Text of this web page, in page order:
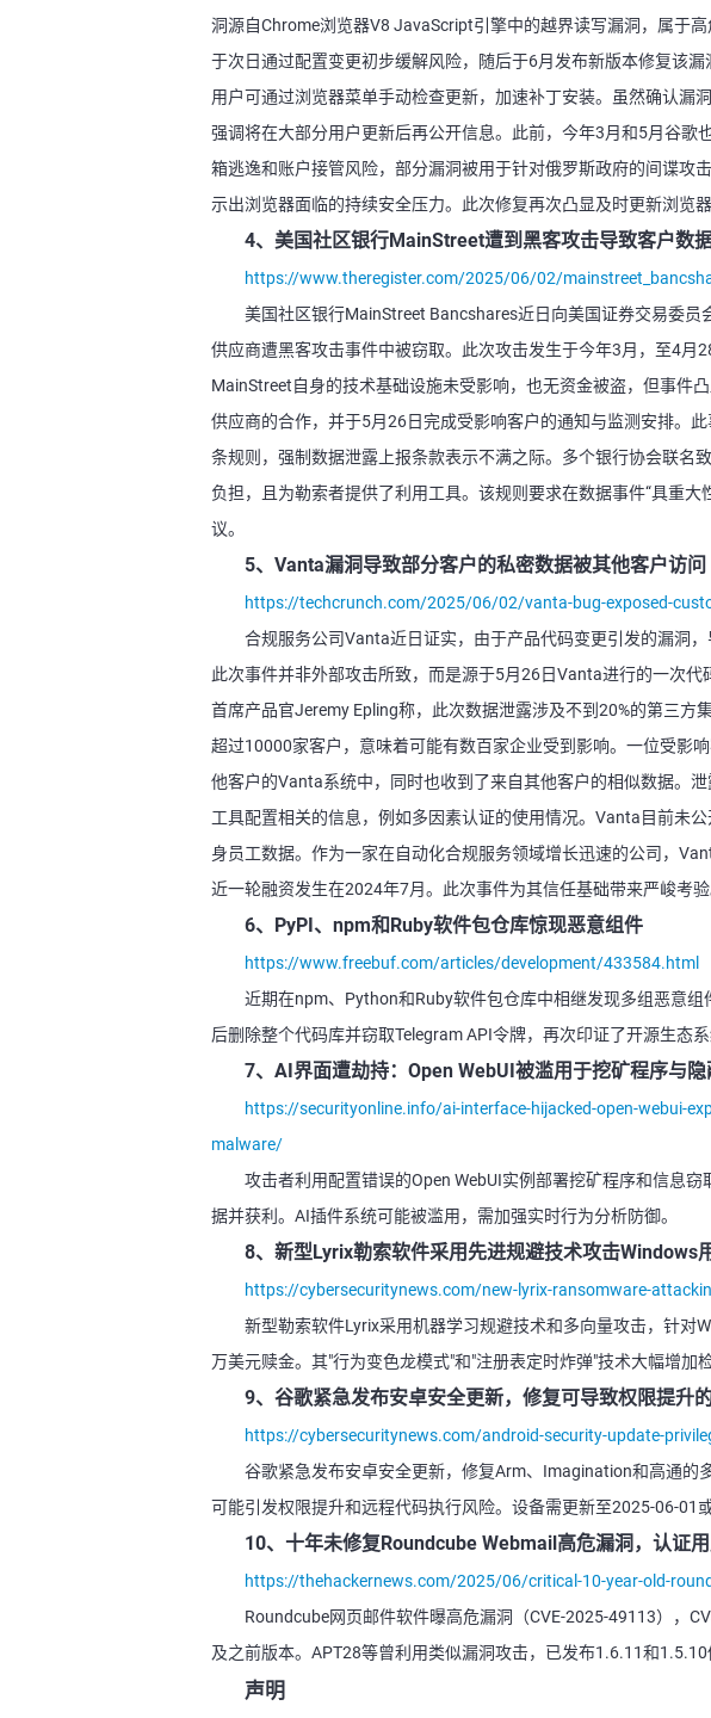
洞源自Chrome浏览器V8 JavaScript引擎中的越界读写漏洞，属于
于次日通过配置变更初步缓解风险，随后于6月发布新版本修复该
用户可通过浏览器菜单手动检查更新，加速补丁安装。虽然确认漏
强调将在大部分用户更新后再公开信息。此前，今年3月和5月谷歌
箱逃逸和账户接管风险，部分漏洞被用于针对俄罗斯政府的间谍攻
示出浏览器面临的持续安全压力。此次修复再次凸显及时更新浏览
4、美国社区银行MainStreet遭到黑客攻击导致客户数
https://www.theregister.com/2025/06/02/
美国社区银行MainStreet Bancshares近日向美国证券交易委员
供应商遭黑客攻击事件中被窃取。此次攻击发生于今年3月，至4月
MainStreet自身的技术基础设施未受影响，也无资金被盗，但事件
供应商的合作，并于5月26日完成受影响客户的通知与监测安排。
条规则，强制数据泄露上报条款表示不满之际。多个银行协会联名
负担，且为勒索者提供了利用工具。该规则要求在数据事件“具重
议。
5、Vanta漏洞导致部分客户的私密数据被其他客户访问
https://techcrunch.com/2025/06/02/vanta-bug-exposed-
合规服务公司Vanta近日证实，由于产品代码变更引发的漏洞
此次事件并非外部攻击所致，而是源于5月26日Vanta进行的一次
首席产品官Jeremy Epling称，此次数据泄露涉及不到20%的第三方
超过10000家客户，意味着可能有数百家企业受到影响。一位受影
他客户的Vanta系统中，同时也收到了来自其他客户的相似数据。
工具配置相关的信息，例如多因素认证的使用情况。Vanta目前未
身员工数据。作为一家在自动化合规服务领域增长迅速的公司，
近一轮融资发生在2024年7月。此次事件为其信任基础带来严峻考验
6、PyPI、npm和Ruby软件包仓库惊现恶意组件
https://www.freebuf.com/articles/development/433584.html
近期在npm、Python和Ruby软件包仓库中相继发现多组恶意
后删除整个代码库并窃取Telegram API令牌，再次印证了开源生态
7、AI界面遭劫持：Open WebUI被滥用于挖矿程序与
https://securityonline.info/ai-interface-hijacked-open-webui-
malware/
攻击者利用配置错误的Open WebUI实例部署挖矿程序和信息
据并获利。AI插件系统可能被滥用，需加强实时行为分析防御。
8、新型Lyrix勒索软件采用先进规避技术攻击Windows
https://cybersecuritynews.com/new-lyrix-ransomware-
新型勒索软件Lyrix采用机器学习规避技术和多向量攻击，针对
万美元赎金。其"行为变色龙模式"和"注册表定时炸弹"技术大幅增加
9、谷歌紧急发布安卓安全更新，修复可导致权限提升
https://cybersecuritynews.com/android-security-update-
谷歌紧急发布安卓安全更新，修复Arm、Imagination和高通的
可能引发权限提升和远程代码执行风险。设备需更新至2025-06-01
10、十年未修复Roundcube Webmail高危漏洞，认证
https://thehackernews.com/2025/06/critical-10-year-old-
Roundcube网页邮件软件曝高危漏洞（CVE-2025-49113），
及之前版本。APT28等曾利用类似漏洞攻击，已发布1.6.11和1.5.10
声明